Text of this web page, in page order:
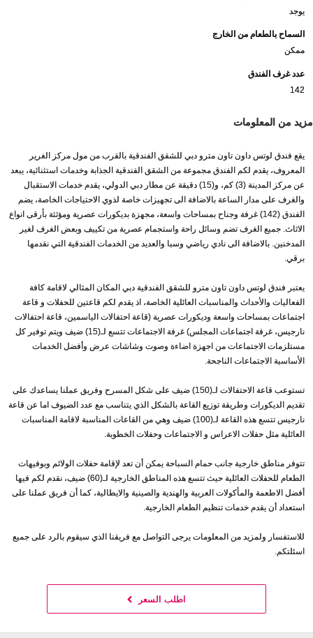
يوجد
السماح بالطعام من الخارج
ممكن
عدد غرف الفندق
142
مزيد من المعلومات
يقع فندق لوتس داون تاون مترو دبي للشقق الفندقية بالقرب من مول مركز الغرير
المعروف، يقدم لكم الفندق مجموعة من الشقق الفندقية الجذابة وخدمات استثنائية، يبعد
عن مركز المدينة (3) كم، و(15) دقيقة عن مطار دبي الدولي، يقدم خدمات الاستقبال
والغرف على مدار الساعة بالاضافة الى تجهيزات خاصة لذوي الاحتياجات الخاصة، يضم
الفندق (142) غرفة وجناح بمساحات واسعة، مجهزة بديكورات عصرية ومؤثثة بأرقى انواع
الاثاث. جميع الغرف تضم وسائل راحة واستجمام عصرية من تكييف وبعض الغرف لغير
المدخنين. بالاضافة الى نادي رياضي وسبا والعديد من الخدمات الفندقية التي نقدمها
برقي.
يعتبر فندق لوتس داون تاون مترو للشقق الفندقية دبي المكان المثالي لاقامة كافة
الفعاليات والأحداث والمناسبات العائلية الخاصة، اذ يقدم لكم قاعتين للحفلات و قاعة
اجتماعات بمساحات واسعة وديكورات عصرية (قاعة احتفالات الياسمين، قاعة احتفالات
نارجيس، غرفة اجتماعات المجلس) غرفة الاجتماعات تتسع لـ(15) ضيف ويتم توفير كل
مستلزمات الاجتماعات من اجهزة اضاءة وصوت وشاشات عرض وأفضل الخدمات
الأساسية الاجتماعات الناجحة.
تستوعب قاعة الاحتفالات لـ(150) ضيف على شكل المسرح وفريق عملنا يساعدك على
تقديم الديكورات وطريقة توزيع القاعة بالشكل الذي يتناسب مع عدد الضيوف اما عن قاعة
نارجيس تتسع هذه القاعة لـ(100) ضيف وهي من القاعات المناسبة لاقامة المناسبات
العائلية مثل حفلات الاعراس و الاجتماعات وحفلات الخطوبة.
تتوفر مناطق خارجية جانب حمام السباحة يمكن أن تعد لإقامة حفلات الولائم وبوفيهات
الطعام للحفلات العائلية حيث تتسع هذه المناطق الخارجية لـ(60) ضيف، نقدم لكم فيها
أفضل الاطعمة والمأكولات العربية والهندية والصينية والايطالية، كما أن فريق عملنا على
استعداد أن يقدم خدمات تنظيم الطعام الخارجية.
للاستفسار ولمزيد من المعلومات يرجى التواصل مع فريقنا الذي سيقوم بالرد على جميع
اسئلتكم.
اطلب السعر